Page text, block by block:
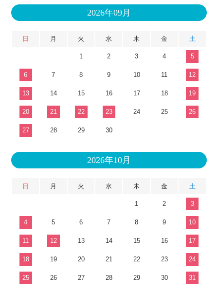
2026年09月
日 月 火 水 木 金 土
1 2 3 4 5
6 7 8 9 10 11 12
13 14 15 16 17 18 19
20 21 22 23 24 25 26
27 28 29 30
2026年10月
日 月 火 水 木 金 土
1 2 3
4 5 6 7 8 9 10
11 12 13 14 15 16 17
18 19 20 21 22 23 24
25 26 27 28 29 30 31